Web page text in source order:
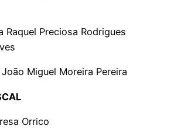
Raquel Preciosa Rodrigues
Miguel Moreira Pereira
Orrico